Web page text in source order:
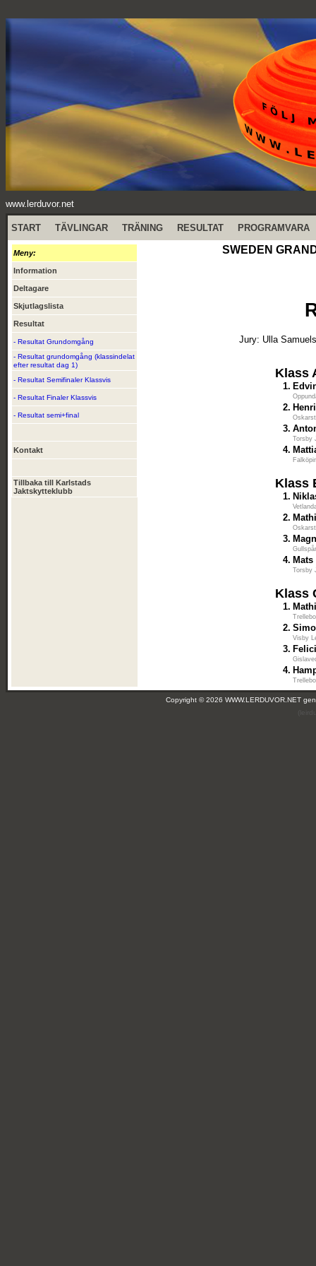
www.lerduvor.net
START TÄVLINGAR TRÄNING RESULTAT PROGRAMVARA
Meny:
Information
Deltagare
Skjutlagslista
Resultat
- Resultat Grundomgång
- Resultat grundomgång (klassindelat
efter resultat dag 1)
- Resultat Semifinaler Klassvis
- Resultat Finaler Klassvis
- Resultat semi+final
Kontakt
Tillbaka till Karlstads
Jaktskytteklubb
SWEDEN
Jury: Ulla
Klass
1.
2.
3.
Torsby
4.
Klass
1.
2.
3.
4.
Torsby
Klass
1.
2.
Visby
3.
4.
Copyright © 2026 WWW.LERDUVOR.NET